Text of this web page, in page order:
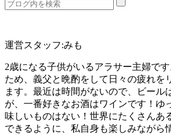
運営スタッフ:みも
2歳になる子供がいるアラサー主婦で
ため、義父と晩酌をして日々の疲れを
ます。最近は時間がないので、ビール
が、一番好きなお酒はワインです！ゆ
味しいものはない！世界にたくさんあ
できるように、私自身も楽しみながら